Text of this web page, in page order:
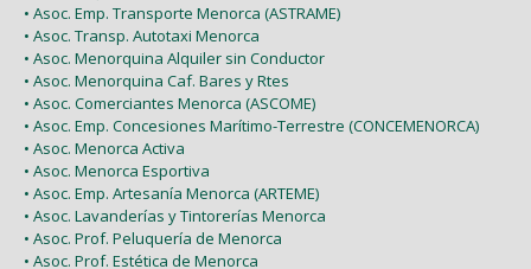
• Asoc. Emp. Transporte Menorca (ASTRAME)
• Asoc. Transp. Autotaxi Menorca
• Asoc. Menorquina Alquiler sin Conductor
• Asoc. Menorquina Caf. Bares y Rtes
• Asoc. Comerciantes Menorca (ASCOME)
• Asoc. Emp. Concesiones Marítimo-Terrestre (CONCEMENORCA)
• Asoc. Menorca Activa
• Asoc. Menorca Esportiva
• Asoc. Emp. Artesanía Menorca (ARTEME)
• Asoc. Lavanderías y Tintorerías Menorca
• Asoc. Prof. Peluquería de Menorca
• Asoc. Prof. Estética de Menorca